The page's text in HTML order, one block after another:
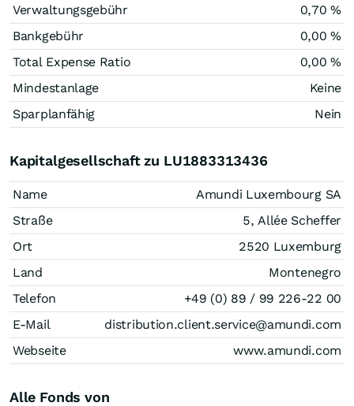
Verwaltungsgebühr
0,70 %
Bankgebühr
0,00 %
Total Expense Ratio
0,00 %
Mindestanlage
Keine
Sparplanfähig
Nein
Kapitalgesellschaft zu LU1883313436
Name
Amundi Luxembourg SA
Straße
5, Allée Scheffer
Ort
2520 Luxemburg
Land
Montenegro
Telefon
+49 (0) 89 / 99 226-22 00
E-Mail
distribution.client.service@amundi.com
Webseite
www.amundi.com
Alle Fonds von